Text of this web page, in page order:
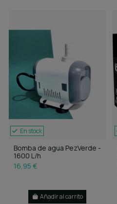
En stock
Bomba de agua PezVerde -
1600 L/h
16,95 €
Añadir al carrito